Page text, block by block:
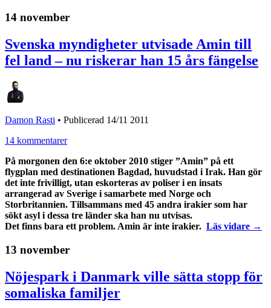
14 november
Svenska myndigheter utvisade Amin till
fel land – nu riskerar han 15 års fängelse
Damon Rasti • Publicerad 14/11 2011
14 kommentarer
På morgonen den 6:e oktober 2010 stiger ”Amin” på ett
flygplan med destinationen Bagdad, huvudstad i Irak. Han gör
det inte frivilligt, utan eskorteras av poliser i en insats
arrangerad av Sverige i samarbete med Norge och
Storbritannien. Tillsammans med 45 andra irakier som har
sökt asyl i dessa tre länder ska han nu utvisas.
Det finns bara ett problem. Amin är inte irakier. Läs vidare →
13 november
Nöjespark i Danmark ville sätta stopp för
somaliska familjer